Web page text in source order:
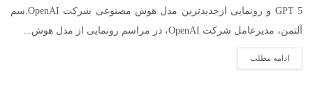
GPT 5 و رونمایی ازجدیدترین مدل هوش مصنوعی شرکت OpenAI.سم
آلتمن، مدیرعامل شرکت OpenAI، در مراسم رونمایی از مدل هوش...
ادامه مطلب